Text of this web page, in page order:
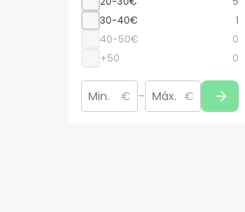
30-40€
1
40-50€
0
+50
0
€ – €